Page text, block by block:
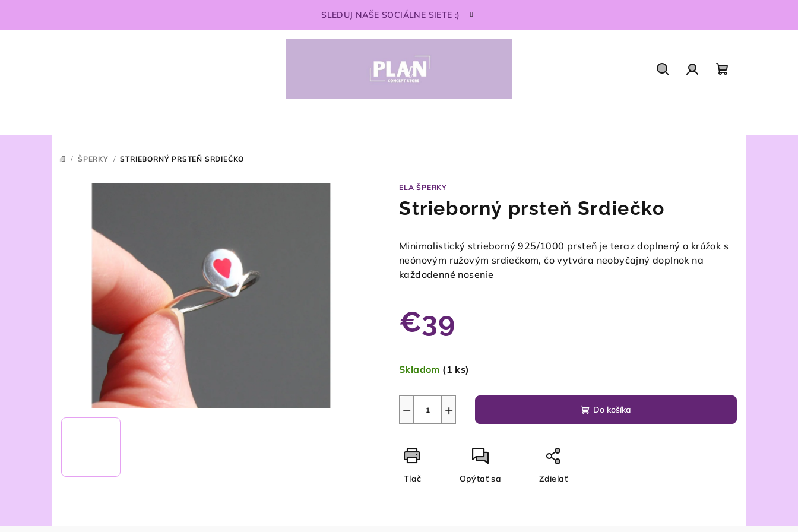
SLEDUJ NAŠE SOCIÁLNE SIETE :)
DOMOV
/ ŠPERKY / STRIEBORNÝ PRSTEŇ SRDIEČKO
ELA ŠPERKY
Strieborný prsteň Srdiečko
Minimalistický strieborný 925/1000 prsteň je teraz doplnený o krúžok s
neónovým ružovým srdiečkom, čo vytvára neobyčajný doplnok na
každodenné nosenie
€39
cena:
Skladom (1 ks)
+
− Do košíka
Tlač Opýtať sa Zdieľať